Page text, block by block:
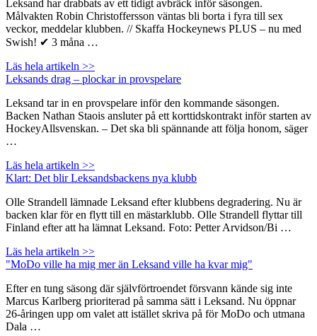
Leksand har drabbats av ett tidigt avbräck inför säsongen.
Målvakten Robin Christoffersson väntas bli borta i fyra till sex
veckor, meddelar klubben. // Skaffa Hockeynews PLUS – nu med
Swish! ✔ 3 måna …
Läs hela artikeln >>
Leksands drag – plockar in provspelare
Leksand tar in en provspelare inför den kommande säsongen.
Backen Nathan Staois ansluter på ett korttidskontrakt inför starten av
HockeyAllsvenskan. – Det ska bli spännande att följa honom, säger
…
Läs hela artikeln >>
Klart: Det blir Leksandsbackens nya klubb
Olle Strandell lämnade Leksand efter klubbens degradering. Nu är
backen klar för en flytt till en mästarklubb. Olle Strandell flyttar till
Finland efter att ha lämnat Leksand. Foto: Petter Arvidson/Bi …
Läs hela artikeln >>
"MoDo ville ha mig mer än Leksand ville ha kvar mig"
Efter en tung säsong där självförtroendet försvann kände sig inte
Marcus Karlberg prioriterad på samma sätt i Leksand. Nu öppnar
26-åringen upp om valet att istället skriva på för MoDo och utmana
Dala …